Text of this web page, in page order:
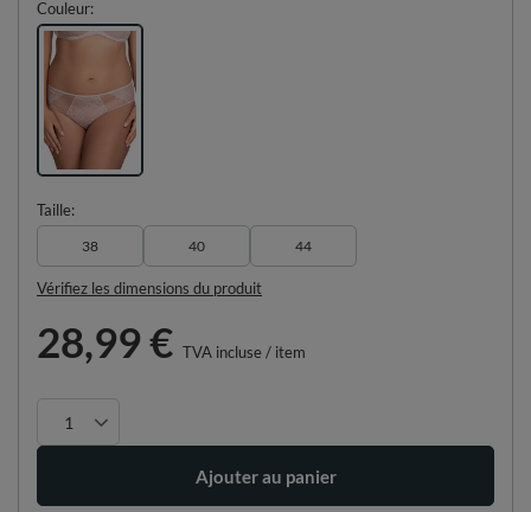
Couleur
Taille
38 40 44
Vérifiez les dimensions du produit
28,99 € TVA incluse/ item
Ajouter au panier